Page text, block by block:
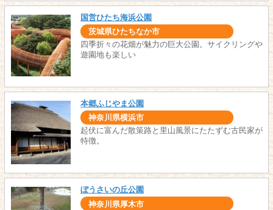
国営ひたち海浜公園
茨城県ひたちなか市
四季折々の花畑が魅力の巨大公園。サイクリングや
遊園地も楽しい
本郷ふじやま公園
神奈川県横浜市
起伏に富んだ散策路と里山風景にたたずむ古民家が
特徴。
ぼうさいの丘公園
神奈川県厚木市